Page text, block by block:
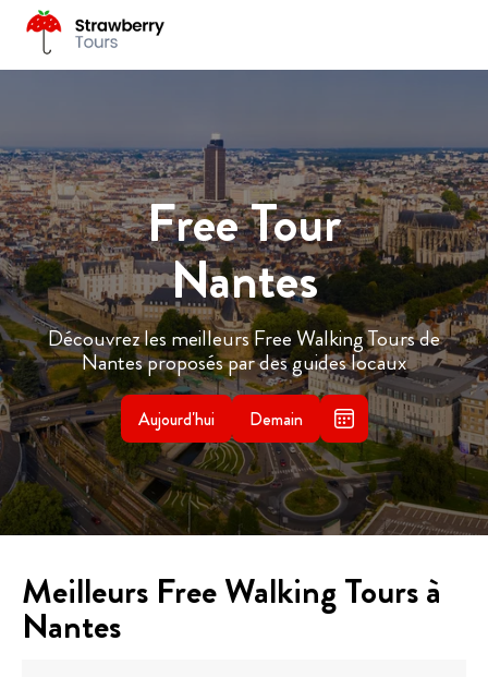
Free Tour
Nantes
Découvrez les meilleurs Free Walking Tours de
Nantes proposés par des guides locaux
Aujourd'hui Demain
Meilleurs Free Walking Tours à
Nantes